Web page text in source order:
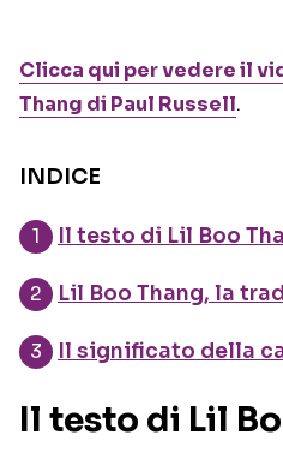
Clicca qui per vedere il
Thang di Paul Russell.
INDICE
Il testo di Lil Boo
Lil Boo Thang, la
Il significato della
Il testo di Lil